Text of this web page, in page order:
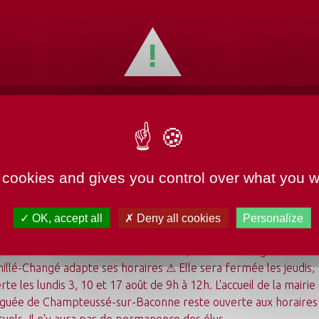
aura lieu vendredi 25 février, 20h, à la Grange
et manifestations à venir.
HORAIRES
MAIRIE
Changé adapte ses horaires ⚠ Elle sera fermée les jeudis,
les lundis 3, 10 et 17 août de 9h à 12h. L'accueil de la mairie
de Champteussé-sur-Baconne reste ouverte aux horaires
and gives you control over what you
OK, accept all Deny all cookies Personalize